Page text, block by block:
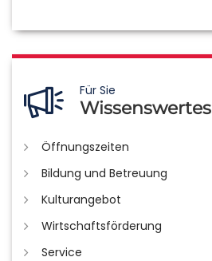
Für Sie
Wissenswertes
Öffnungszeiten
Bildung und Betreuung
Kulturangebot
Wirtschaftsförderung
Service